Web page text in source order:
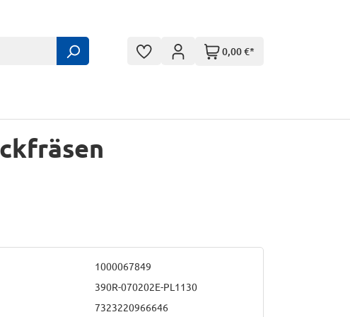
0,00 €*
1000067849
390R-070202E-PL1130
7323220966646